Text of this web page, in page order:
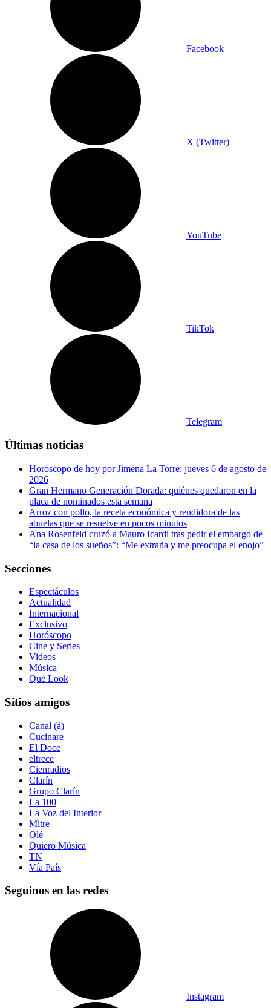
Facebook
X (Twitter)
YouTube
TikTok
Telegram
Últimas noticias
Horóscopo de hoy por Jimena La Torre: jueves 6 de agosto de
2026
Gran Hermano Generación Dorada: quiénes quedaron en la
placa de nominados esta semana
Arroz con pollo, la receta económica y rendidora de las
abuelas que se resuelve en pocos minutos
Ana Rosenfeld cruzó a Mauro Icardi tras pedir el embargo de
“la casa de los sueños”: “Me extraña y me preocupa el enojo”
Secciones
Espectáculos
Actualidad
Internacional
Exclusivo
Horóscopo
Cine y Series
Videos
Música
Qué Look
Sitios amigos
Canal (á)
Cucinare
El Doce
eltrece
Cienradios
Clarín
Grupo Clarín
La 100
La Voz del Interior
Mitre
Olé
Quiero Música
TN
Vía País
Seguinos en las redes
Instagram